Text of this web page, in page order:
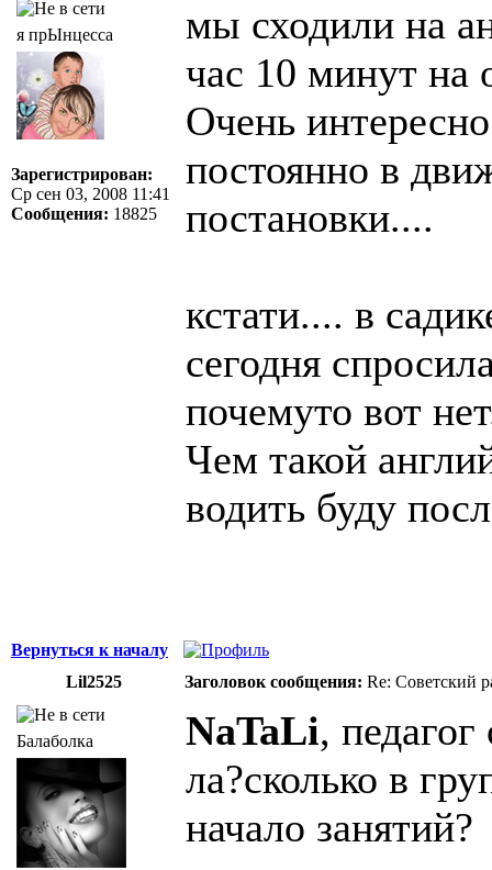
я прЫнцесса
Зарегистрирован:
Ср сен 03, 2008 11:41
Сообщения: 18825
мы сходили на
час 10 минут
Очень
постоянно в
постановки....
кстати.... в
сегодня
почемуто вот
Чем такой
водить буду
Вернуться к началу
Lil2525
Заголовок сообщения: Re: Советский
Балаболка NaTaLi,
ла?сколько в
начало занятий?